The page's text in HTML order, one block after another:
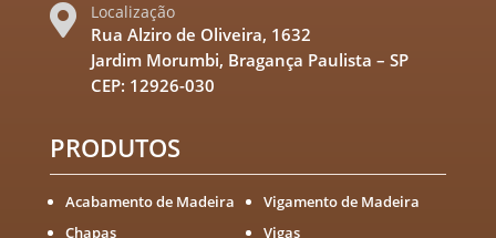
 Localização
Rua Alziro de Oliveira, 1632
Jardim Morumbi, Bragança Paulista – SP
CEP: 12926-030
PRODUTOS
Acabamento de Madeira
Chapas
Vigamento de Madeira
Vigas